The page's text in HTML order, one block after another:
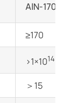
AlN-170（
≥170
>1×1014
＞15